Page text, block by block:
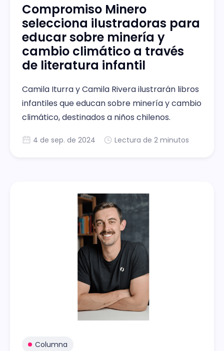
Compromiso Minero
selecciona ilustradoras para
educar sobre minería y
cambio climático a través
de literatura infantil
Camila Iturra y Camila Rivera ilustrarán libros
infantiles que educan sobre minería y cambio
climático, destinados a niños chilenos.
4 de sep. de 2024 Lectura de 2 minutos
Columna